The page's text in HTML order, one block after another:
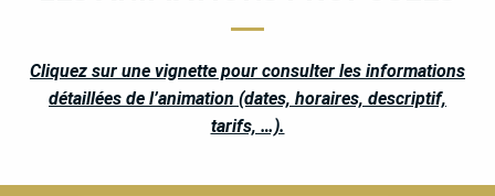
Cliquez sur une vignette pour consulter les informations
détaillées de l’animation (dates, horaires, descriptif,
tarifs, …).